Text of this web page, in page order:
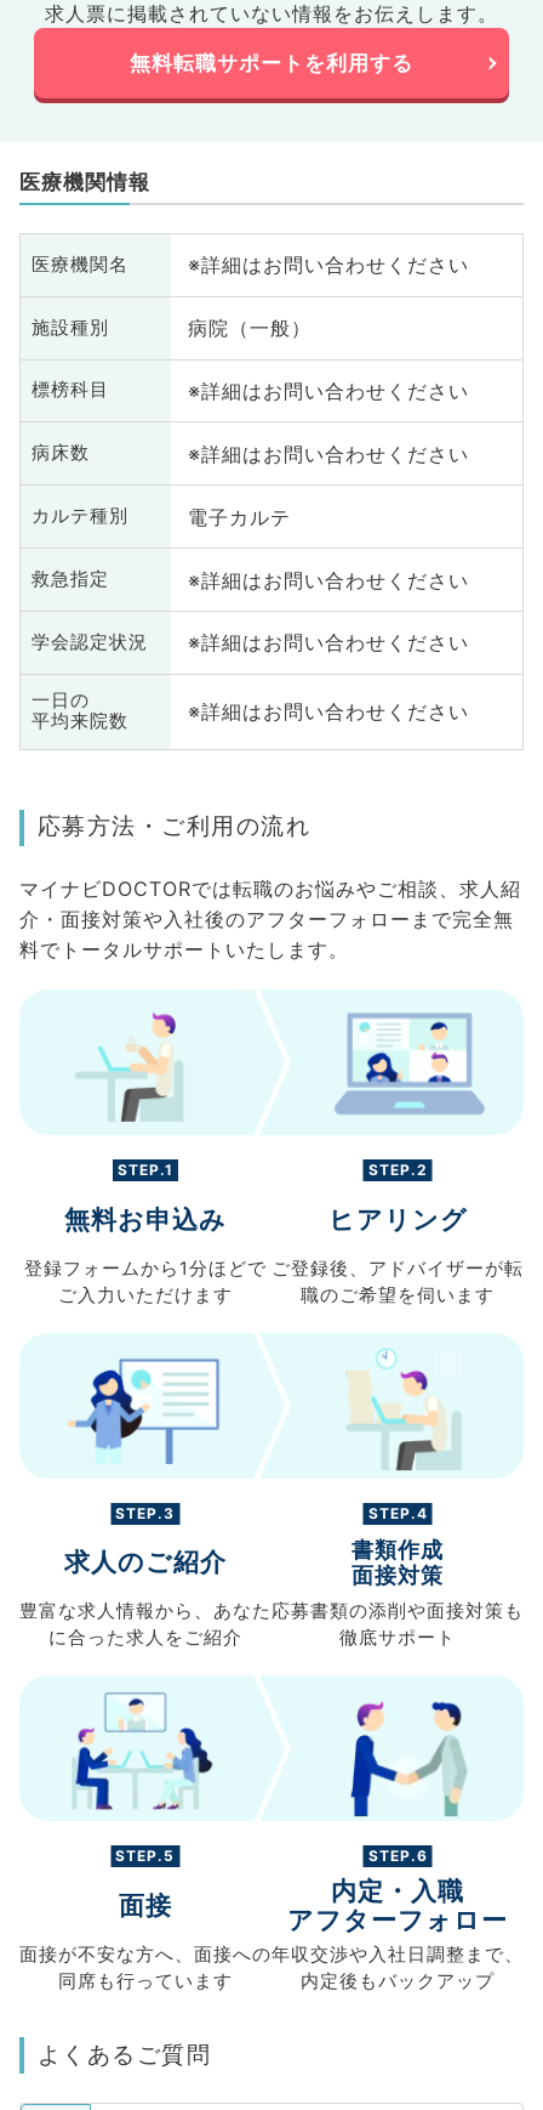
求人票に掲載されていない情報をお伝えします。
無料転職サポートを利用する
医療機関情報
医療機関名 ※詳細はお問い合わせください
施設種別 病院（一般）
標榜科目 ※詳細はお問い合わせください
病床数 ※詳細はお問い合わせください
カルテ種別 電子カルテ
救急指定 ※詳細はお問い合わせください
学会認定状況 ※詳細はお問い合わせください
一日の
平均来院数
※詳細はお問い合わせください
応募方法・ご利用の流れ
マイナビDOCTORでは転職のお悩みやご相談、求人紹
介・面接対策や入社後のアフターフォローまで完全無
料でトータルサポートいたします。
STEP.1
無料お申込み
登録フォームから 1分ほどで
ご入力 いただけます
STEP.2
ヒアリング
ご登録後、 アドバイザーが転
職のご希望を伺います
STEP.3
求人のご紹介
豊富な求人情報から、 あなた
に合った求人を ご紹介
STEP.4
書類作成
面接対策
応募書類の添削や面接対策も
徹底サポート
STEP.5
面接
面接が不安な方へ、 面接への
同席も行っています
STEP.6
内定・入職
アフターフォロー
年収交渉や入社日調整まで、
内定後もバックアップ
よくあるご質問